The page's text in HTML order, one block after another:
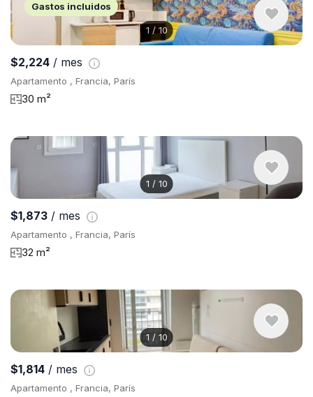
1 / 10
Gastos incluidos
$2,224 / mes
Apartamento , Francia, París
30 m²
1 / 10
$1,873 / mes
Apartamento , Francia, París
32 m²
1 / 10
$1,814 / mes
Apartamento , Francia, París